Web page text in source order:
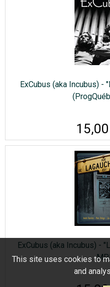
This site uses cookies to
and
ExCubus (aka Incubus) -
ExCubus (aka Incubus) -